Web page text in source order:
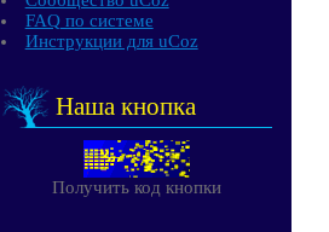
FAQ по системе
Инструкции для uCoz
Наша кнопка
Получить код кнопки